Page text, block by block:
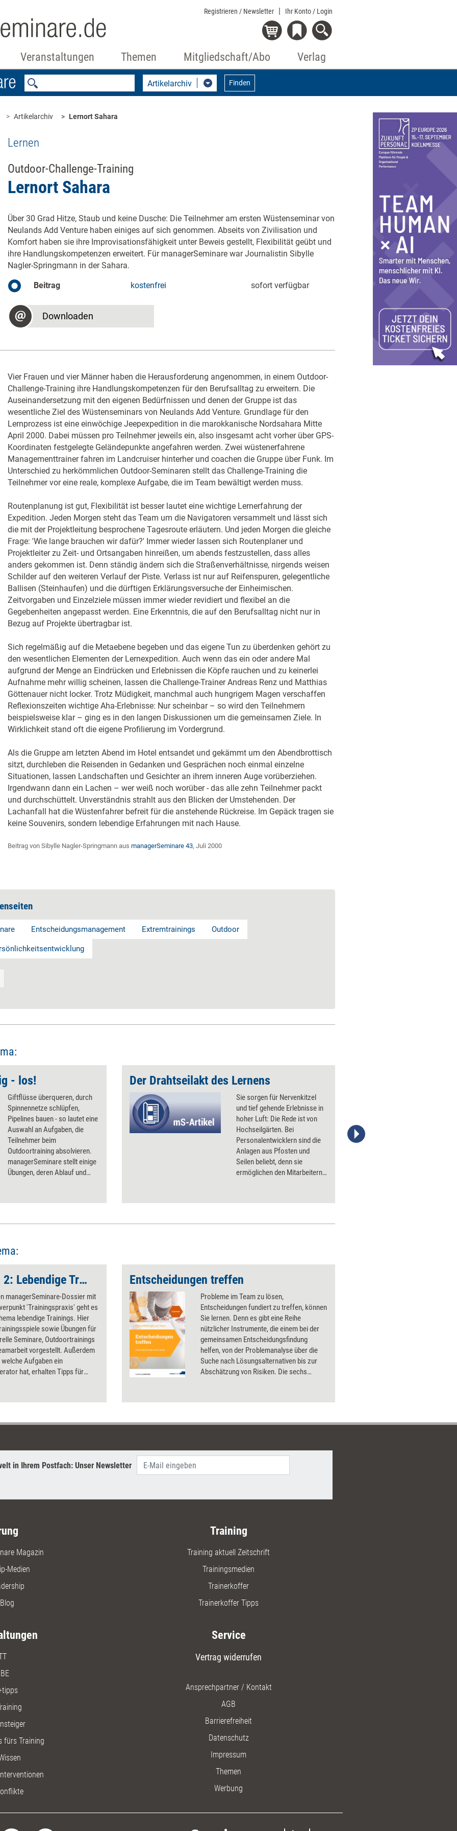
Registrieren / Newsletter Ihr Konto / Login
Veranstaltungen Themen Mitgliedschaft/Abo Verlag
Artikelarchiv Finden
Artikelarchiv Lernort Sahara
Lernen
Outdoor-Challenge-Training
Lernort Sahara
Über 30 Grad Hitze, Staub und keine Dusche: Die Teilnehmer am ersten Wüstenseminar von
Neulands Add Venture haben einiges auf sich genommen. Abseits von Zivilisation und
Komfort haben sie ihre Improvisationsfähigkeit unter Beweis gestellt, Flexibilität geübt und
ihre Handlungskompetenzen erweitert. Für managerSeminare war Journalistin Sibylle
Nagler-Springmann in der Sahara.
Beitrag kostenfrei sofort verfügbar
Downloaden
Vier Frauen und vier Männer haben die Herausforderung angenommen, in einem Outdoor-
Challenge-Training ihre Handlungskompetenzen für den Berufsalltag zu erweitern. Die
Auseinandersetzung mit den eigenen Bedürfnissen und denen der Gruppe ist das
wesentliche Ziel des Wüstenseminars von Neulands Add Venture. Grundlage für den
Lernprozess ist eine einwöchige Jeepexpedition in die marokkanische Nordsahara Mitte
April 2000. Dabei müssen pro Teilnehmer jeweils ein, also insgesamt acht vorher über GPS-
Koordinaten festgelegte Geländepunkte angefahren werden. Zwei wüstenerfahrene
Managementtrainer fahren im Landcruiser hinterher und coachen die Gruppe über Funk. Im
Unterschied zu herkömmlichen Outdoor-Seminaren stellt das Challenge-Training die
Teilnehmer vor eine reale, komplexe Aufgabe, die im Team bewältigt werden muss.
Routenplanung ist gut, Flexibilität ist besser lautet eine wichtige Lernerfahrung der
Expedition. Jeden Morgen steht das Team um die Navigatoren versammelt und lässt sich
die mit der Projektleitung besprochene Tagesroute erläutern. Und jeden Morgen die gleiche
Frage: 'Wie lange brauchen wir dafür?' Immer wieder lassen sich Routenplaner und
Projektleiter zu Zeit- und Ortsangaben hinreißen, um abends festzustellen, dass alles
anders gekommen ist. Denn ständig ändern sich die Straßenverhältnisse, nirgends weisen
Schilder auf den weiteren Verlauf der Piste. Verlass ist nur auf Reifenspuren, gelegentliche
Ballisen (Steinhaufen) und die dürftigen Erklärungsversuche der Einheimischen.
Zeitvorgaben und Einzelziele müssen immer wieder revidiert und flexibel an die
Gegebenheiten angepasst werden. Eine Erkenntnis, die auf den Berufsalltag nicht nur in
Bezug auf Projekte übertragbar ist.
Sich regelmäßig auf die Metaebene begeben und das eigene Tun zu überdenken gehört zu
den wesentlichen Elementen der Lernexpedition. Auch wenn das ein oder andere Mal
aufgrund der Menge an Eindrücken und Erlebnissen die Köpfe rauchen und zu keinerlei
Aufnahme mehr willig scheinen, lassen die Challenge-Trainer Andreas Renz und Matthias
Göttenauer nicht locker. Trotz Müdigkeit, manchmal auch hungrigem Magen verschaffen
Reflexionszeiten wichtige Aha-Erlebnisse: Nur scheinbar – so wird den Teilnehmern
beispielsweise klar – ging es in den langen Diskussionen um die gemeinsamen Ziele. In
Wirklichkeit stand oft die eigene Profilierung im Vordergrund.
Als die Gruppe am letzten Abend im Hotel entsandet und gekämmt um den Abendbrottisch
sitzt, durchleben die Reisenden in Gedanken und Gesprächen noch einmal einzelne
Situationen, lassen Landschaften und Gesichter an ihrem inneren Auge vorüberziehen.
Irgendwann dann ein Lachen – wer weiß noch worüber - das alle zehn Teilnehmer packt
und durchschüttelt. Unverständnis strahlt aus den Blicken der Umstehenden. Der
Lachanfall hat die Wüstenfahrer befreit für die anstehende Rückreise. Im Gepäck tragen sie
keine Souvenirs, sondern lebendige Erfahrungen mit nach Hause.
Beitrag von Sibylle Nagler-Springmann aus managerSeminare 43, Juli 2000
Entscheidungsmanagement Extremtrainings Outdoor
- los!
Giftflüsse überqueren, durch
Spinnennetze schlüpfen,
Pipelines bauen - so lautet eine
Auswahl an Aufgaben, die
Teilnehmer beim
Outdoortraining absolvieren.
managerSeminare stellt einige
Übungen, deren Ablauf und
Teilnehmer weder
noch ein gestähltes
müssen.
Der Drahtseilakt des Lernens
Sie sorgen für Nervenkitzel
und tief gehende Erlebnisse in
hoher Luft: Die Rede ist von
Hochseilgärten. Bei
Personalentwicklern sind die
Anlagen aus Pfosten und
Seilen beliebt, denn sie
ermöglichen den Mitarbeitern
Trainings tatsächlich mehr als
Was spricht für sie, was gegen
Trainingspraxis, Teil 2: Lebendige Trainings
managerSeminare-Dossier mit
'Trainingspraxis' geht es
lebendige Trainings. Hier
sowie Übungen für
Seminare, Outdoortrainings
vorgestellt. Außerdem
welche Aufgaben ein
hat, erhalten Tipps für
einen Einblick in die Methode
Entscheidungen treffen
Probleme im Team zu lösen,
Entscheidungen fundiert zu treffen, können
Sie lernen. Denn es gibt eine Reihe
nützlicher Instrumente, die einem bei der
gemeinsamen Entscheidungsfindung
helfen, von der Problemanalyse über die
Suche nach Lösungsalternativen bis zur
Abschätzung von Risiken. Die sechs
Teammitglieder dabei, diesen
in Ihrem Postfach: Unser Newsletter
Magazin
Medien
Training
Training aktuell Zeitschrift
Trainingsmedien
Trainerkoffer
Trainerkoffer Tipps
fürs Training
Service
Vertrag widerrufen
Ansprechpartner / Kontakt
AGB
Barrierefreiheit
Datenschutz
Impressum
Themen
Werbung